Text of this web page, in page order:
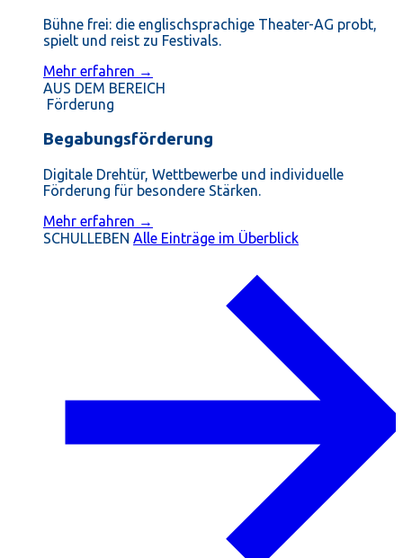
Bühne frei: die englischsprachige Theater-AG probt,
spielt und reist zu Festivals.
Mehr erfahren →
AUS DEM BEREICH
Förderung
Begabungsförderung
Digitale Drehtür, Wettbewerbe und individuelle
Förderung für besondere Stärken.
Mehr erfahren →
SCHULLEBEN Alle Einträge im Überblick